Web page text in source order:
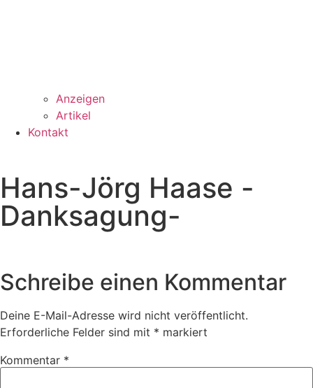
Anzeigen
Artikel
Kontakt
Hans-Jörg Haase -
Danksagung-
Schreibe einen Kommentar
Deine E-Mail-Adresse wird nicht veröffentlicht.
Erforderliche Felder sind mit * markiert
Kommentar *